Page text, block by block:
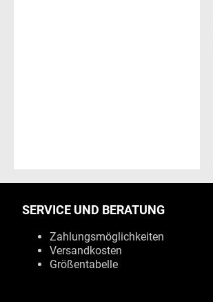
SERVICE UND BERATUNG
Zahlungsmöglichkeiten
Versandkosten
Größentabelle